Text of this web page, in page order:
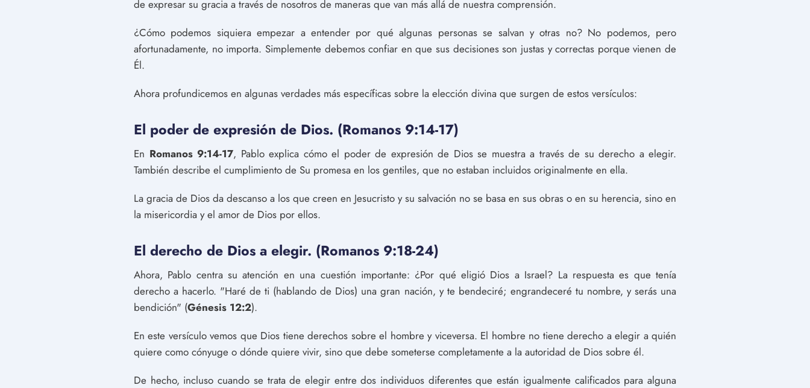
de expresar su gracia a través de nosotros de maneras que van más allá de nuestra comprensión.
¿Cómo podemos siquiera empezar a entender por qué algunas personas se salvan y otras no? No podemos, pero
afortunadamente, no importa. Simplemente debemos confiar en que sus decisiones son justas y correctas porque vienen de
Él.
Ahora profundicemos en algunas verdades más específicas sobre la elección divina que surgen de estos versículos:
El poder de expresión de Dios. (Romanos 9:14-17)
En Romanos 9:14-17, Pablo explica cómo el poder de expresión de Dios se muestra a través de su derecho a elegir.
También describe el cumplimiento de Su promesa en los gentiles, que no estaban incluidos originalmente en ella.
La gracia de Dios da descanso a los que creen en Jesucristo y su salvación no se basa en sus obras o en su herencia, sino en
la misericordia y el amor de Dios por ellos.
El derecho de Dios a elegir. (Romanos 9:18-24)
Ahora, Pablo centra su atención en una cuestión importante: ¿Por qué eligió Dios a Israel? La respuesta es que tenía
derecho a hacerlo. "Haré de ti (hablando de Dios) una gran nación, y te bendeciré; engrandeceré tu nombre, y serás una
bendición" (Génesis 12:2).
En este versículo vemos que Dios tiene derechos sobre el hombre y viceversa. El hombre no tiene derecho a elegir a quién
quiere como cónyuge o dónde quiere vivir, sino que debe someterse completamente a la autoridad de Dios sobre él.
De hecho, incluso cuando se trata de elegir entre dos individuos diferentes que están igualmente calificados para alguna